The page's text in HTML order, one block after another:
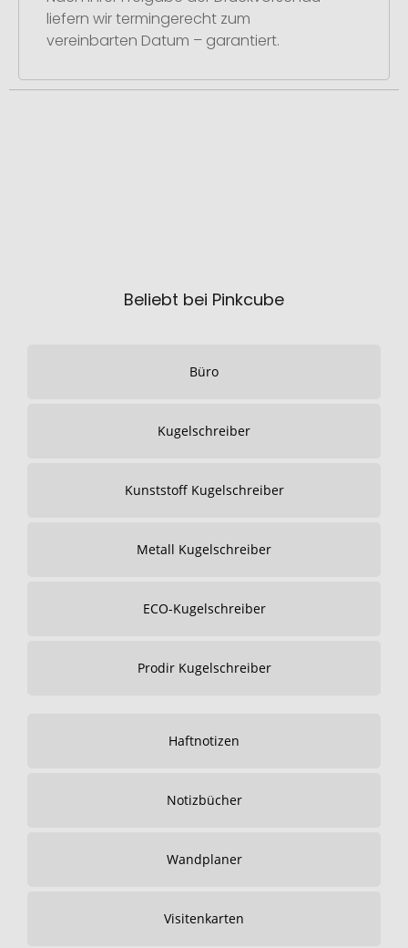
liefern wir termingerecht zum
vereinbarten Datum – garantiert.
Beliebt bei Pinkcube
Büro
Kugelschreiber
Kunststoff Kugelschreiber
Metall Kugelschreiber
ECO-Kugelschreiber
Prodir Kugelschreiber
Haftnotizen
Notizbücher
Wandplaner
Visitenkarten